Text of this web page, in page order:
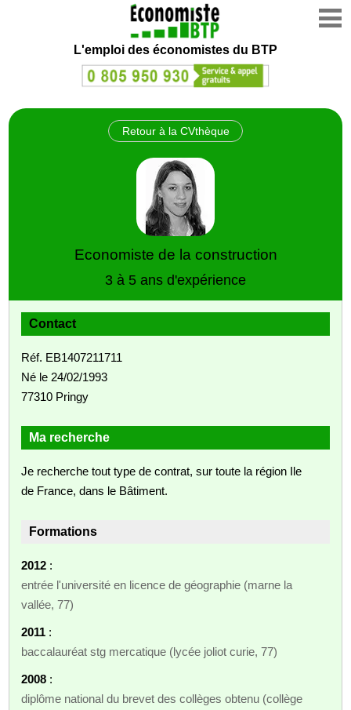
L'emploi des économistes du BTP
Retour à la CVthèque
Economiste de la construction
3 à 5 ans d'expérience
Contact
Réf. EB1407211711
Né le 24/02/1993
77310 Pringy
Ma recherche
Je recherche tout type de contrat, sur toute la région Ile
de France, dans le Bâtiment.
Formations
2012 :
entrée l'université en licence de géographie (marne la
vallée, 77)
2011 :
baccalauréat stg mercatique (lycée joliot curie, 77)
2008 :
diplôme national du brevet des collèges obtenu (collège